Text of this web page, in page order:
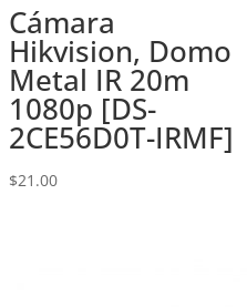
Cámara
Hikvision, Domo
Metal IR 20m
1080p [DS-
2CE56D0T-IRMF]
$21.00